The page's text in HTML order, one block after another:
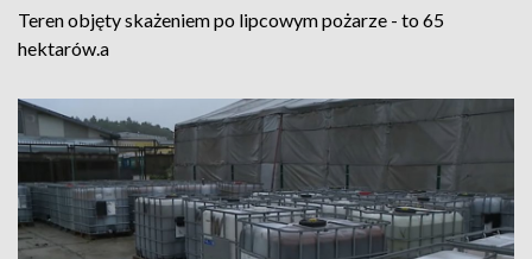
Teren objęty skażeniem po lipcowym pożarze - to 65
hektarów.a